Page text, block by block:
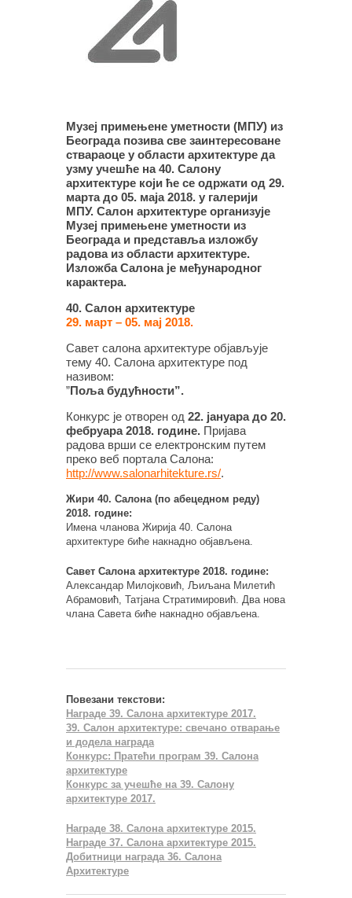
Музеј примењене уметности (МПУ) из
Београда позива све заинтересоване
ствараоце у области архитектуре да
узму учешће на 40. Салону
архитектуре који ће се одржати од 29.
марта до 05. маја 2018. у галерији
МПУ. Салон архитектуре организује
Музеј примењене уметности из
Београда и представља изложбу
радова из области архитектуре.
Изложба Салона је међународног
карактера.
40. Салон архитектуре
29. март – 05. мај 2018.
Савет салона архитектуре објављује
тему 40. Салона архитектуре под
називом:
”Поља будућности”.
Конкурс је отворен од 22. јануара до 20.
фебруара 2018. године. Пријава
радова врши се електронским путем
преко веб портала Салона:
http://www.salonarhitekture.rs/.
Жири 40. Салона (по абецедном реду)
2018. године:
Имена чланова Жирија 40. Салона
архитектуре биће накнадно објављена.
Савет Салона архитектуре 2018. године:
Александар Милојковић, Љиљана Милетић
Абрамовић, Татјана Стратимировић. Два нова
члана Савета биће накнадно објављена.
Повезани текстови:
Награде 39. Салона архитектуре 2017.
39. Салон архитектуре: свечано отварање
и додела награда
Конкурс: Пратећи програм 39. Салона
архитектуре
Конкурс за учешће на 39. Салону
архитектуре 2017.
Награде 38. Салона архитектуре 2015.
Награде 37. Салона архитектуре 2015.
Добитници награда 36. Салона
Архитектуре